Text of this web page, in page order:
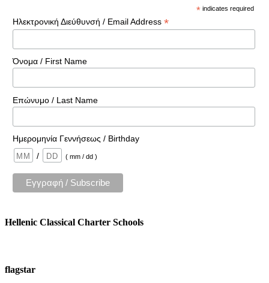
* indicates required
Ηλεκτρονική Διεύθυνσή / Email Address *
Όνομα / First Name
Επώνυμο / Last Name
Ημερομηνία Γεννήσεως / Birthday
/
( mm / dd )
Hellenic Classical Charter Schools
flagstar